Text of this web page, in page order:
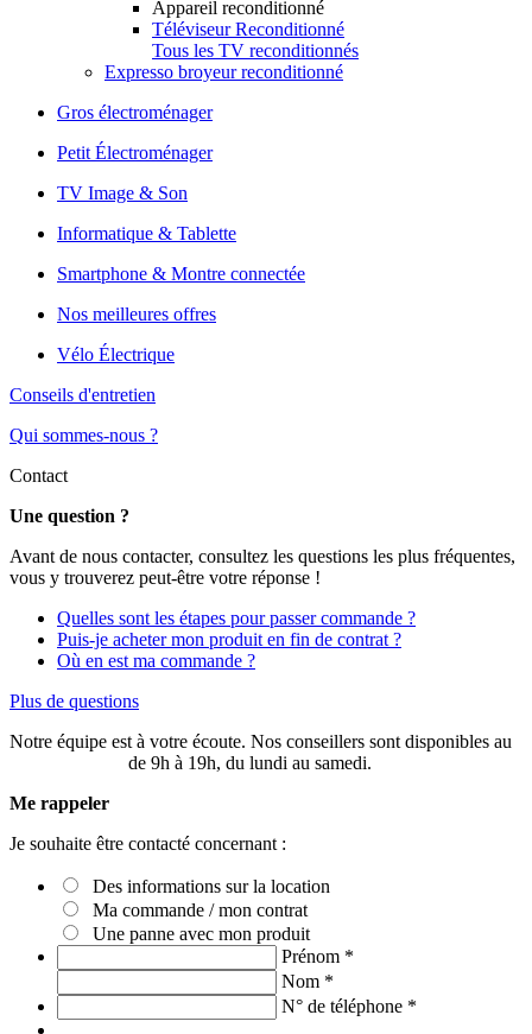
Appareil reconditionné
Téléviseur Reconditionné
Tous les TV reconditionnés
Expresso broyeur reconditionné
Gros électroménager
Petit Électroménager
TV Image & Son
Informatique & Tablette
Smartphone & Montre connectée
Nos meilleures offres
Vélo Électrique
Conseils d'entretien
Qui sommes-nous ?
Contact
Une question ?
Avant de nous contacter, consultez les questions les plus fréquentes,
vous y trouverez peut-être votre réponse !
Quelles sont les étapes pour passer commande ?
Puis-je acheter mon produit en fin de contrat ?
Où en est ma commande ?
Plus de questions
Notre équipe est à votre écoute. Nos conseillers sont disponibles au
de 9h à 19h, du lundi au samedi.
Me rappeler
Je souhaite être contacté concernant :
Des informations sur la location
Ma commande / mon contrat
Une panne avec mon produit
Prénom *
Nom *
N° de téléphone *